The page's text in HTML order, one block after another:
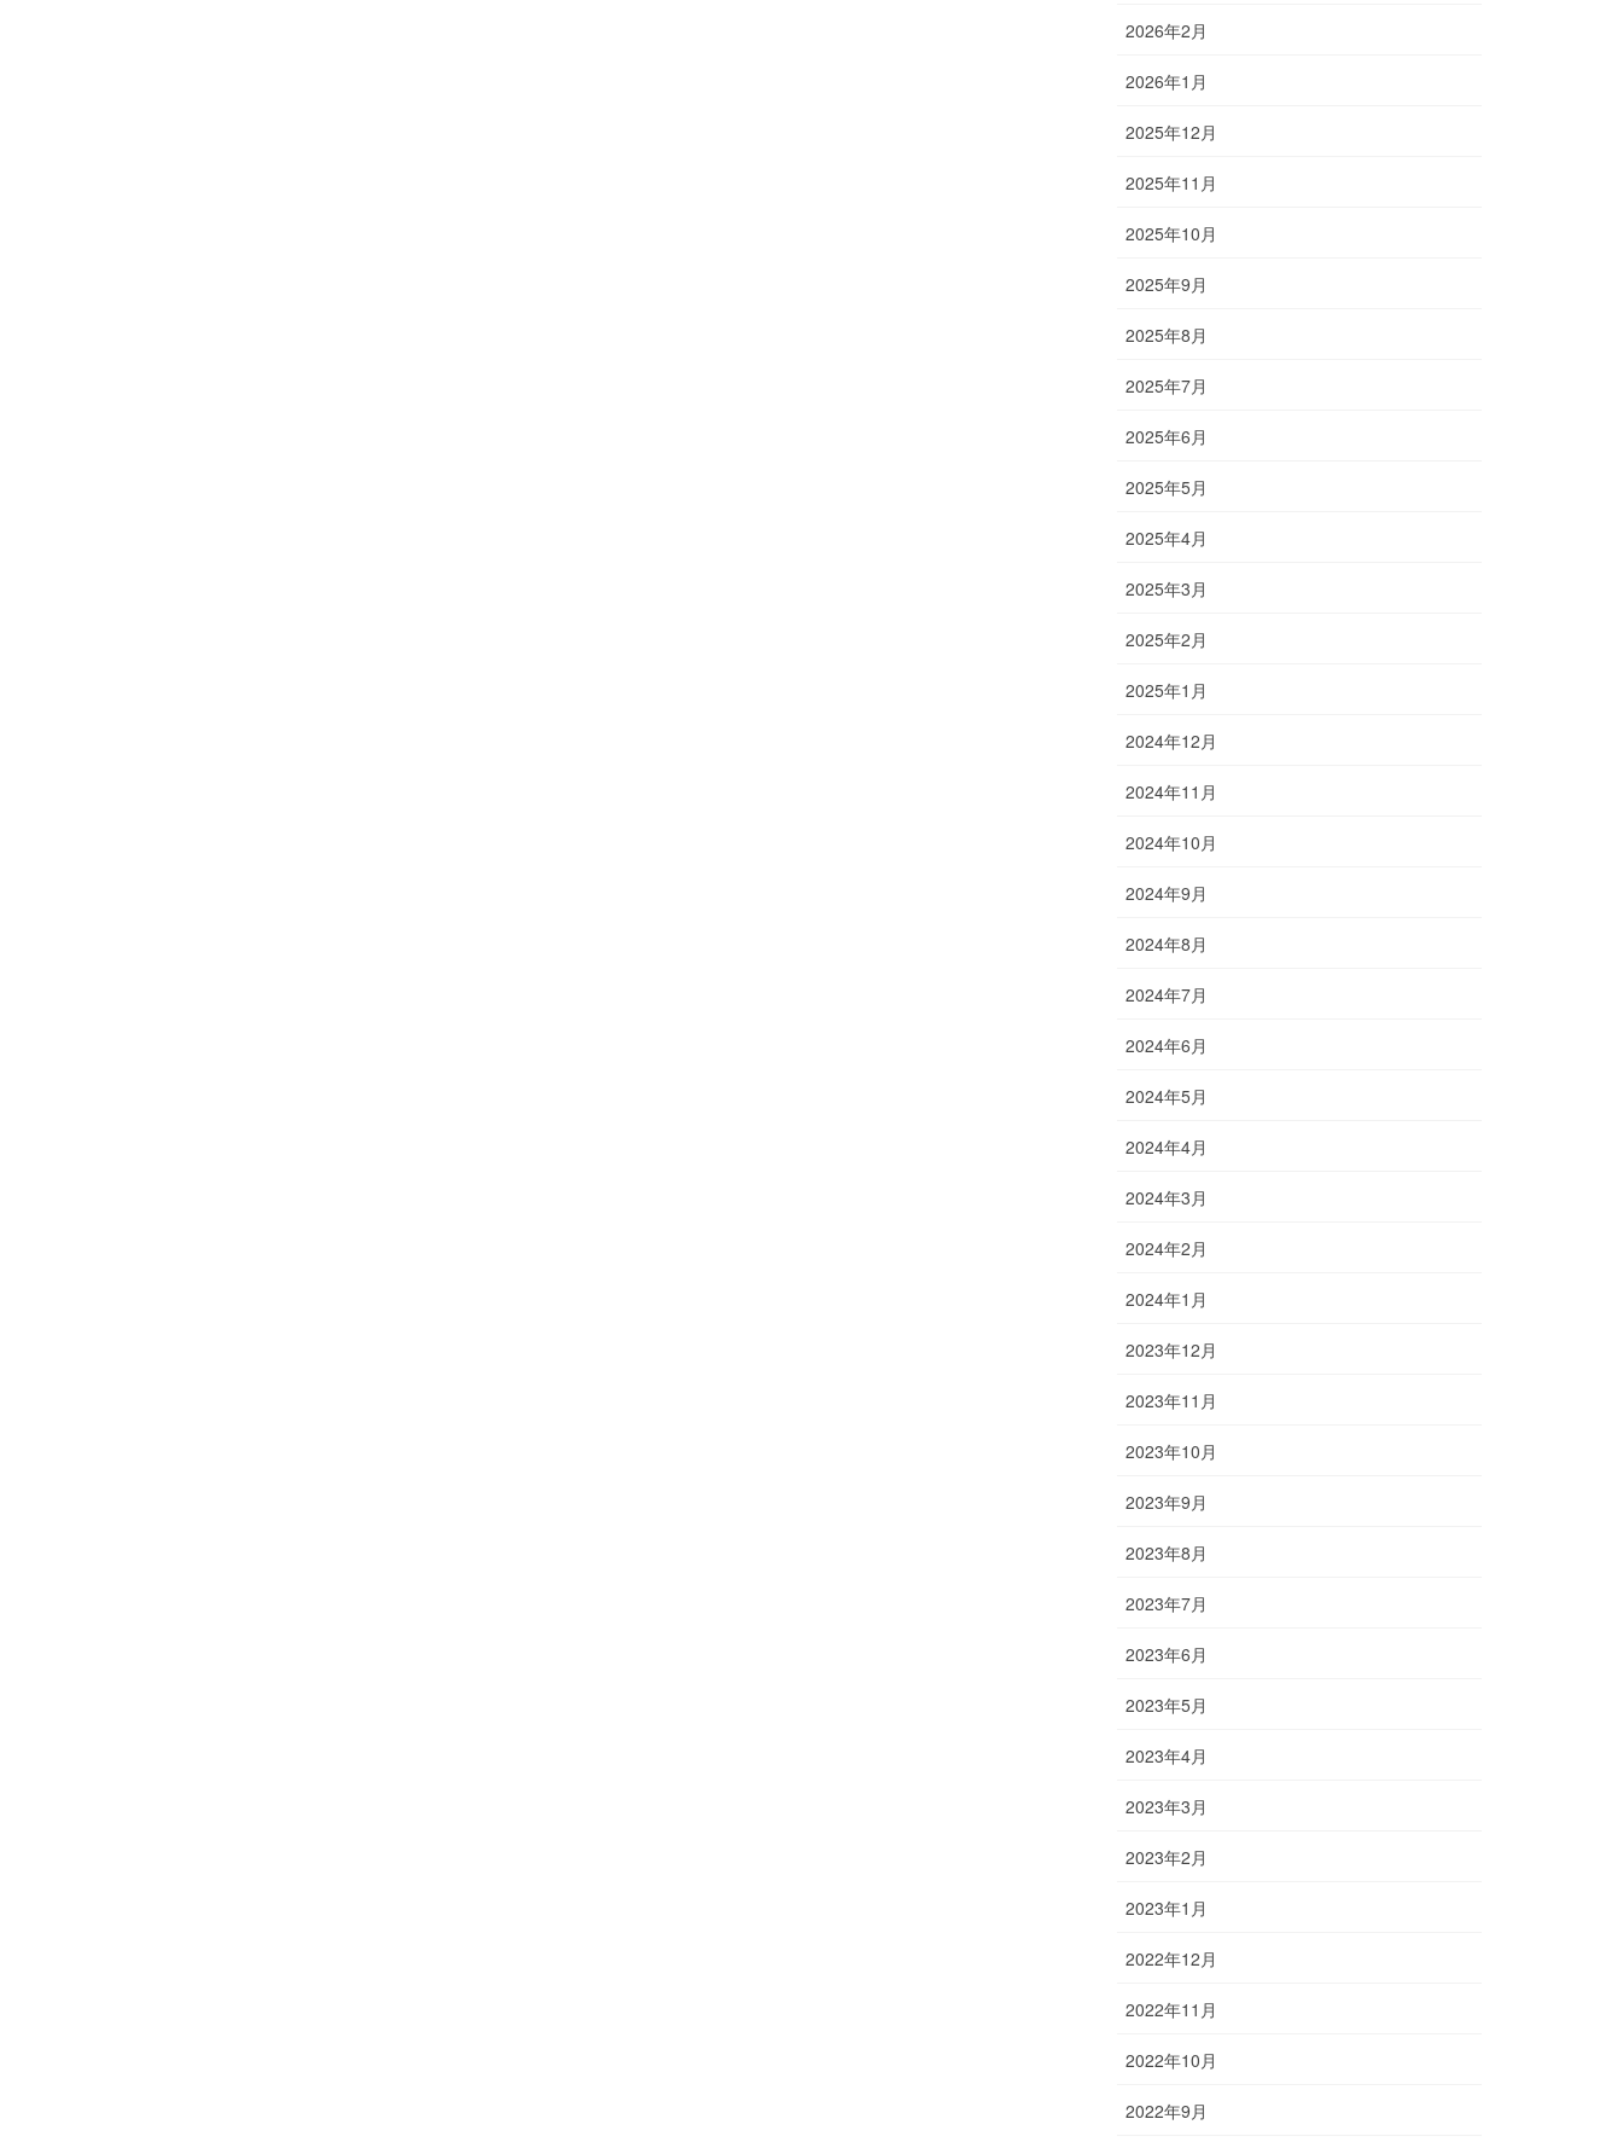
2026年2月
2026年1月
2025年12月
2025年11月
2025年10月
2025年9月
2025年8月
2025年7月
2025年6月
2025年5月
2025年4月
2025年3月
2025年2月
2025年1月
2024年12月
2024年11月
2024年10月
2024年9月
2024年8月
2024年7月
2024年6月
2024年5月
2024年4月
2024年3月
2024年2月
2024年1月
2023年12月
2023年11月
2023年10月
2023年9月
2023年8月
2023年7月
2023年6月
2023年5月
2023年4月
2023年3月
2023年2月
2023年1月
2022年12月
2022年11月
2022年10月
2022年9月